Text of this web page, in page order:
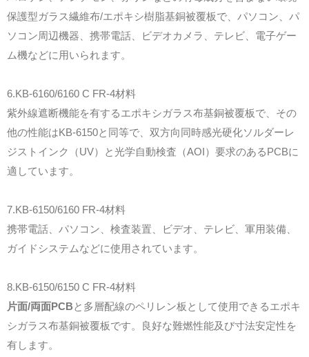
保護型ガラス繊維布/エポキシ樹脂基銅被覆板で、パソコン、パ
ソコン周辺機器、携帯電話、ビデオカメラ、テレビ、電子ゲー
ム機などに用いられます。
6.KB-6160/6160 C FR-4材料
紫外線遮断機能を有するエポキシガラス布基銅被覆板で、その
他の性能はKB-6150と同等で、双方向同時感光硬化ソルダーレ
ジストインク（UV）と光学自動検査（AOI）要求のあるPCBに
適しています。
7.KB-6150/6160 FR-4材料
携帯電話、パソコン、検査装置、ビデオ、テレビ、軍用装備、
ガイドシステムなどに使用されています。
8.KB-6150/6150 C FR-4材料
片面/両面PCBと多層配線のペリレン板として使用できるエポキ
シガラス布基銅被覆板です。良好な難燃性能及び寸法安定性を
有します。